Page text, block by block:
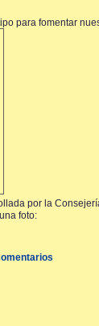
para fomentar
por la
foto: